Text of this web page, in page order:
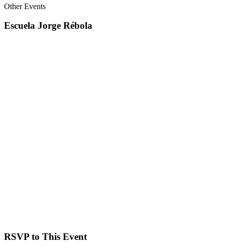
Other Events
Escuela Jorge Rébola
RSVP to This Event